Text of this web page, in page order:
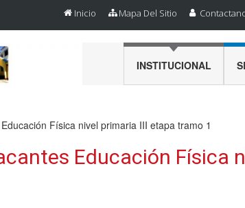
Inicio Mapa Del Sitio
INSTITUCIONAL
Física nivel primaria III etapa tramo 1
Educación Física